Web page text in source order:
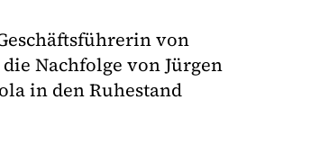
von
Nachfolge von Jürgen
in den Ruhestand